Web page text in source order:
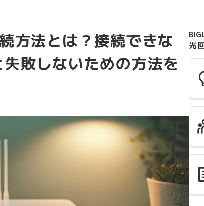
方法とは？接続できな
敗しないための方法を
光